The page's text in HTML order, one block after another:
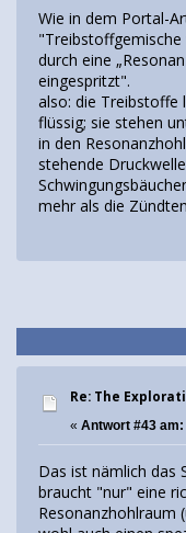
Wie in dem Portal-
durch eine
eingespritzt".
also: die Treibstoffe
flüssig; sie stehen
in den
stehende
mehr als die
Re: The
« Antwort #43 am:
Das ist nämlich das
braucht "nur" eine
Resonanzhohlraum